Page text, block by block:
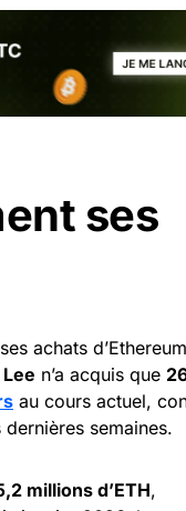
ses
achats
n’a acquis que
au cours actuel,
semaines.
millions d’ETH,